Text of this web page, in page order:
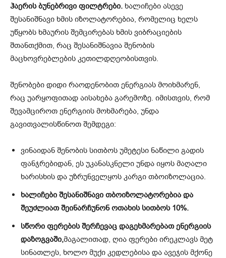
ჰაერის ბუნებრივი ფილტრები. ხალიჩები ასევე
შესანიშნავი ხმის იზოლატორებია, რომელიც ხელს
უწყობს ხმაურის შემცირებას ხმის ვიბრაციების
შთანთქმით, რაც შესანიშნავია შენობის
მაცხოვრებლების კეთილდღეობისთვის.
შენობები დიდი რაოდენობით ენერგიას მოიხმარენ,
რაც უარყოფითად აისახება გარემოზე. იმისთვის, რომ
შევამციროთ ენერგიის მოხმარება, უნდა
გავითვალისწინოთ შემდეგი:
ვინაიდან შენობის სითბოს უმეტესი ნაწილი გადის
ფანჯრებიდან, ეს უკანასკნელი უნდა იყოს მაღალი
ხარისხის და უზრუნველყოს კარგი თბოიზოლაცია.
ხალიჩები შესანიშნავი თბოიზოლატორებია და
შეუძლიათ შეინარჩუნონ ოთახის სითბოს 10%.
სწორი ფერების შერჩევაც დაგეხმარებათ ენერგიის
დაზოგვაში,მაგალითად, ღია ფერები ირეკლავს მეტ
სინათლეს, ხოლო მუქი კედლებისა და ავეჯის მქონე